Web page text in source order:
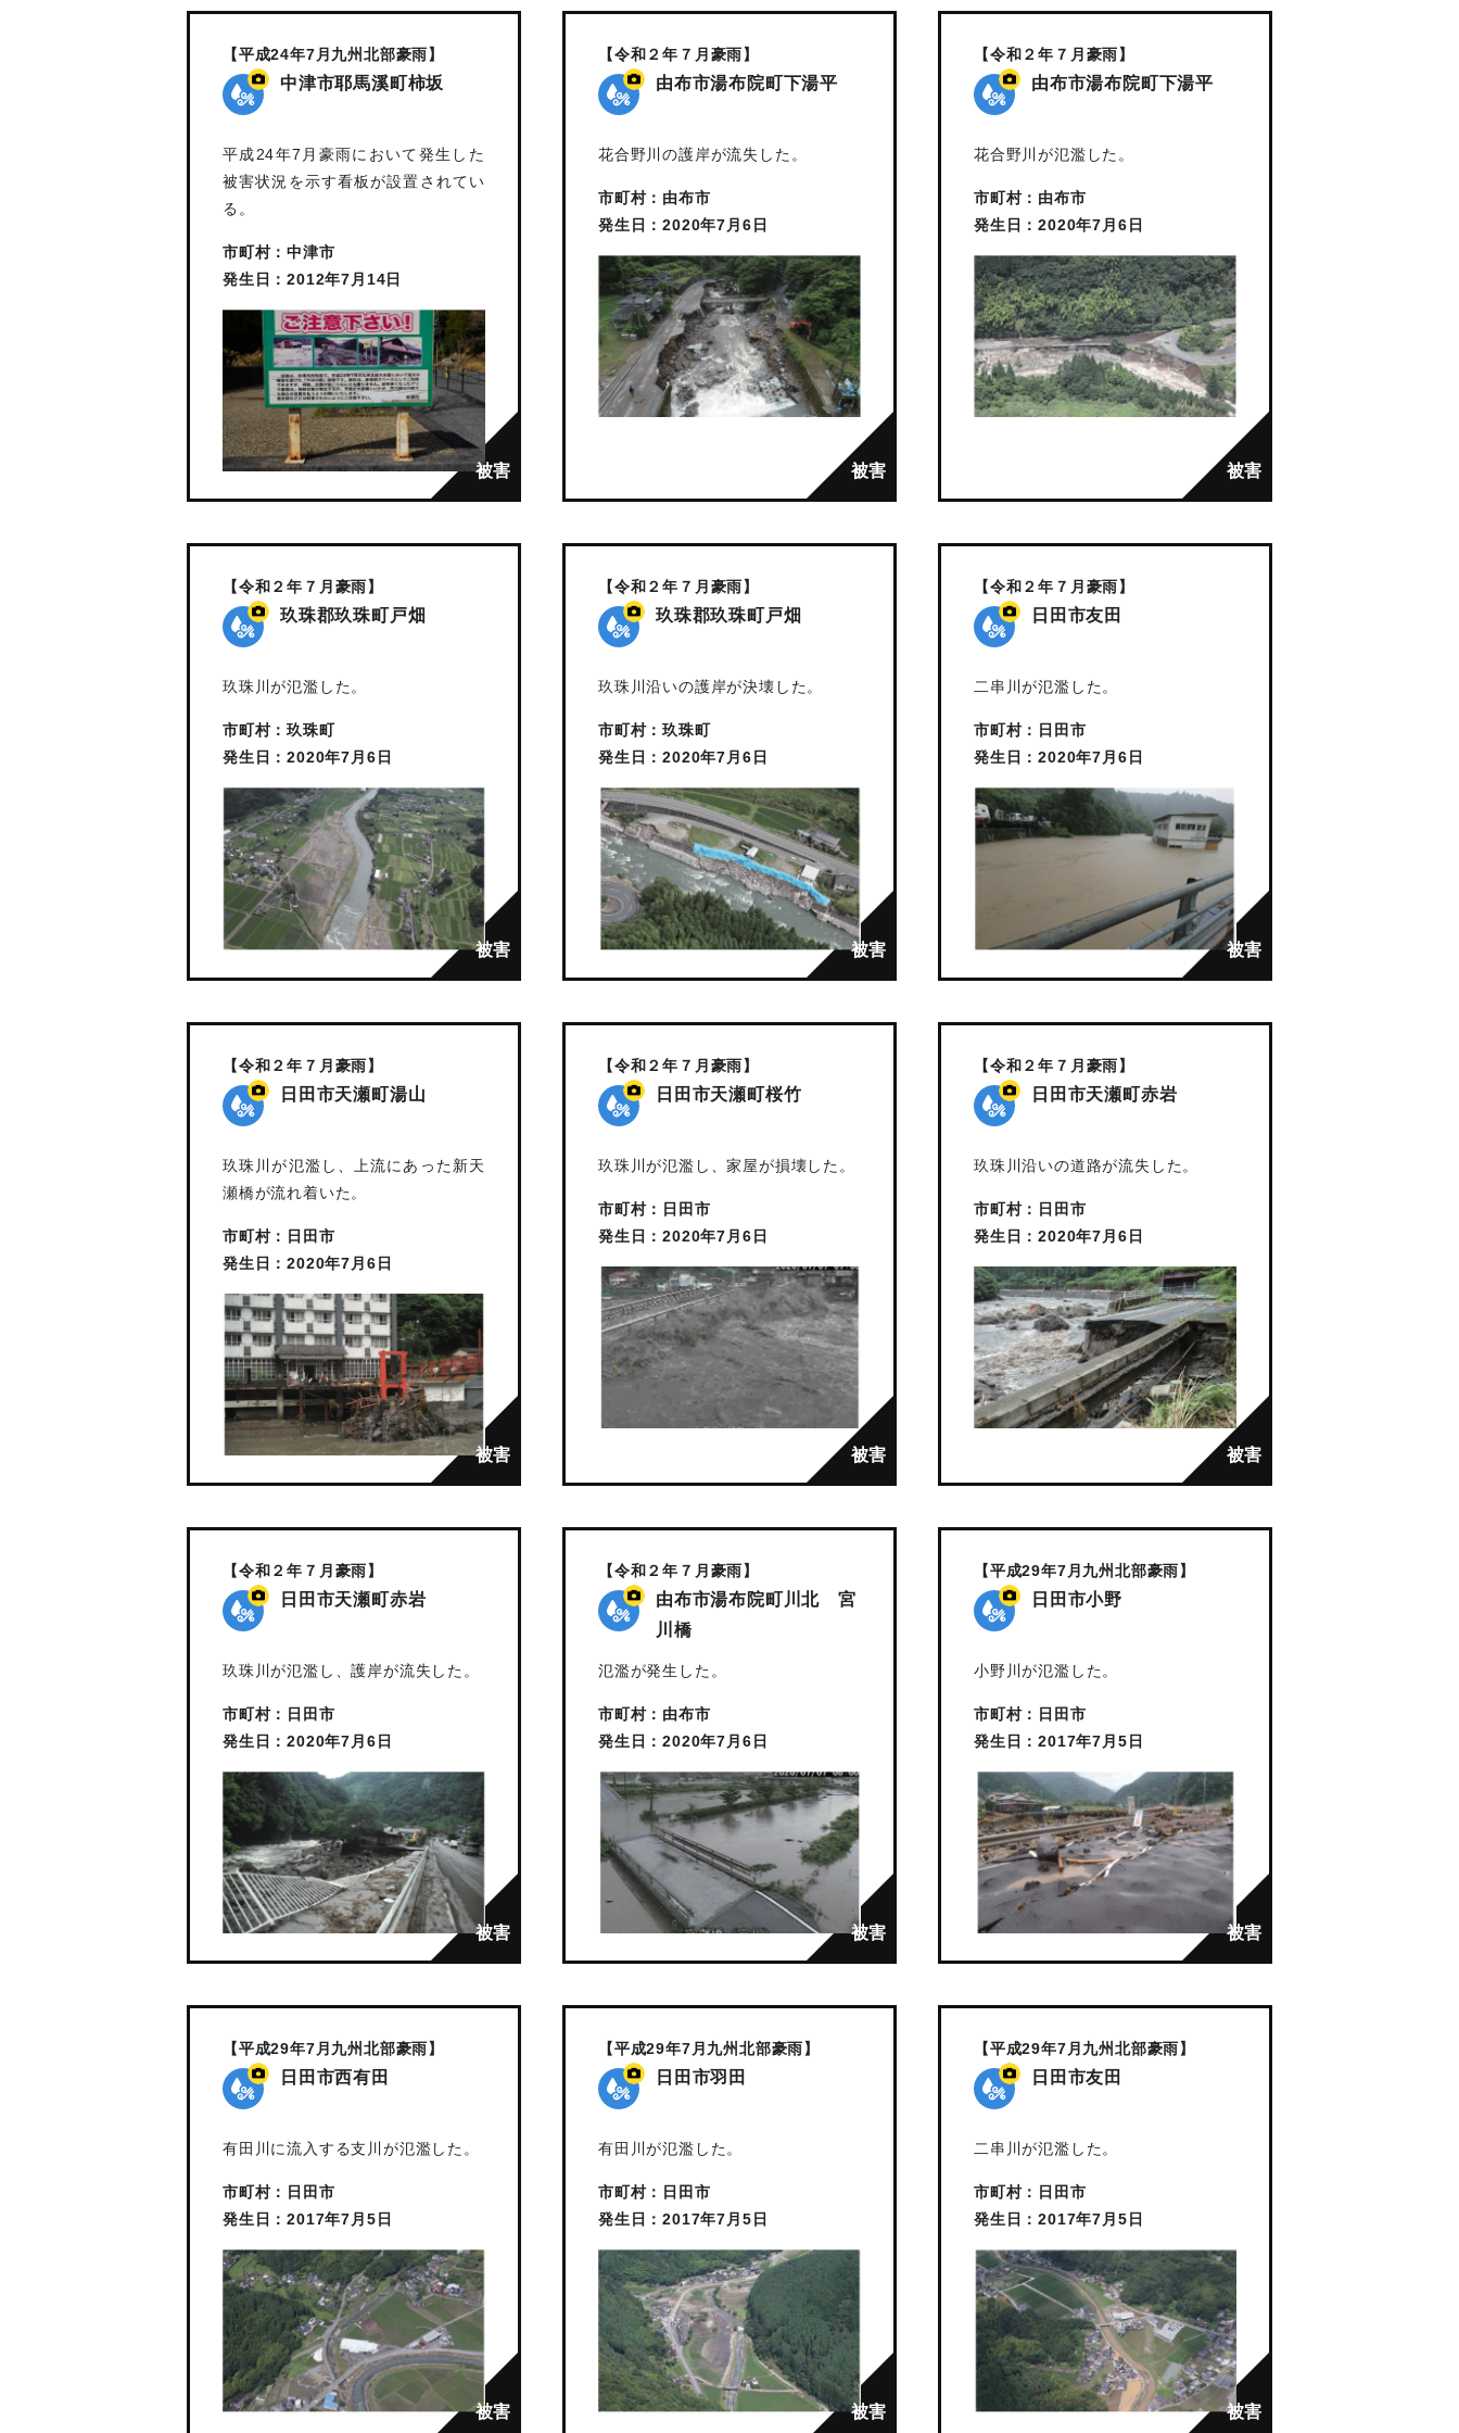
【平成24年7月九州北部豪雨】
中津市耶馬溪町柿坂
平成24年7月豪雨において発生した
被害状況を示す看板が設置されてい
る。
市町村：中津市
発生日：2012年7月14日
【令和２年７月豪雨】
由布市湯布院町下湯平
花合野川の護岸が流失した。
市町村：由布市
発生日：2020年7月6日
【令和２年７月豪雨】
由布市湯布院町下湯平
花合野川が氾濫した。
市町村：由布市
発生日：2020年7月6日
【令和２年７月豪雨】
玖珠郡玖珠町戸畑
玖珠川が氾濫した。
市町村：玖珠町
発生日：2020年7月6日
【令和２年７月豪雨】
玖珠郡玖珠町戸畑
玖珠川沿いの護岸が決壊した。
市町村：玖珠町
発生日：2020年7月6日
【令和２年７月豪雨】
日田市友田
二串川が氾濫した。
市町村：日田市
発生日：2020年7月6日
【令和２年７月豪雨】
日田市天瀬町湯山
玖珠川が氾濫し、上流にあった新天
瀬橋が流れ着いた。
市町村：日田市
発生日：2020年7月6日
【令和２年７月豪雨】
日田市天瀬町桜竹
玖珠川が氾濫し、家屋が損壊した。
市町村：日田市
発生日：2020年7月6日
【令和２年７月豪雨】
日田市天瀬町赤岩
玖珠川沿いの道路が流失した。
市町村：日田市
発生日：2020年7月6日
【令和２年７月豪雨】
日田市天瀬町赤岩
玖珠川が氾濫し、護岸が流失した。
市町村：日田市
発生日：2020年7月6日
【令和２年７月豪雨】
由布市湯布院町川北 宮
川橋
氾濫が発生した。
市町村：由布市
発生日：2020年7月6日
【平成29年7月九州北部豪雨】
日田市小野
小野川が氾濫した。
市町村：日田市
発生日：2017年7月5日
【平成29年7月九州北部豪雨】
日田市西有田
有田川に流入する支川が氾濫した。
市町村：日田市
発生日：2017年7月5日
【平成29年7月九州北部豪雨】
日田市羽田
有田川が氾濫した。
市町村：日田市
発生日：2017年7月5日
【平成29年7月九州北部豪雨】
日田市友田
二串川が氾濫した。
市町村：日田市
発生日：2017年7月5日